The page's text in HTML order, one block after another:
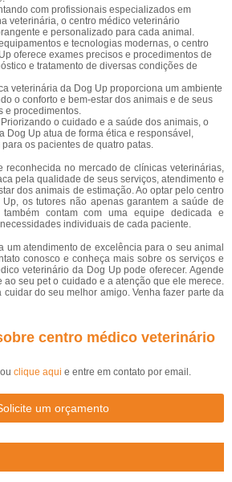
com profissionais especializados em
veterinária, o centro médico veterinário
e personalizado para cada animal.
e tecnologias modernas, o centro
oferece exames precisos e procedimentos de
e tratamento de diversas condições de
veterinária da Dog Up proporciona um ambiente
o conforto e bem-estar dos animais e de seus
e procedimentos.
o cuidado e a saúde dos animais, o
Dog Up atua de forma ética e responsável,
os pacientes de quatro patas.
reconhecida no mercado de clínicas veterinárias,
pela qualidade de seus serviços, atendimento e
dos animais de estimação. Ao optar pelo centro
os tutores não apenas garantem a saúde de
também contam com uma equipe dedicada e
individuais de cada paciente.
um atendimento de excelência para o seu animal
conosco e conheça mais sobre os serviços e
veterinário da Dog Up pode oferecer. Agende
ao seu pet o cuidado e a atenção que ele merece.
cuidar do seu melhor amigo. Venha fazer parte da
centro médico veterinário
ou clique aqui e entre em contato por email.
um orçamento